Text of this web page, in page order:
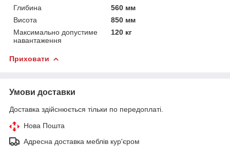
Глибина
560 мм
Висота
850 мм
Максимально допустиме
навантаження
120 кг
Приховати
Умови доставки
Доставка здійснюється тільки по передоплаті.
Нова Пошта
Адресна доставка меблів кур'єром